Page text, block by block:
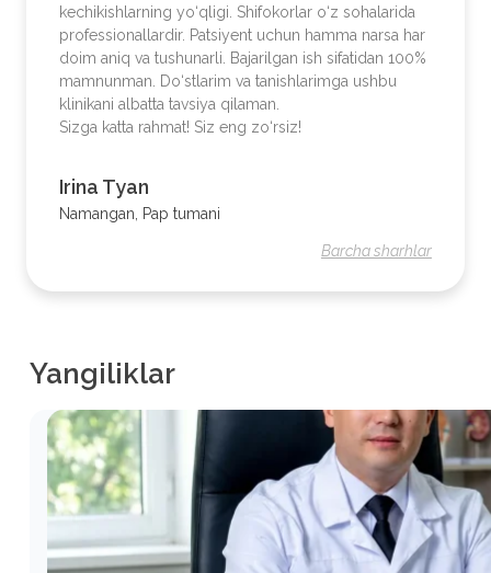
kechikishlarning yo‘qligi. Shifokorlar o‘z sohalarida
professionallardir. Patsiyent uchun hamma narsa har
doim aniq va tushunarli. Bajarilgan ish sifatidan 100%
mamnunman. Do‘stlarim va tanishlarimga ushbu
klinikani albatta tavsiya qilaman.
Sizga katta rahmat! Siz eng zo‘rsiz!
Irina Tyan
Namangan, Pap tumani
Barcha sharhlar
Yangiliklar